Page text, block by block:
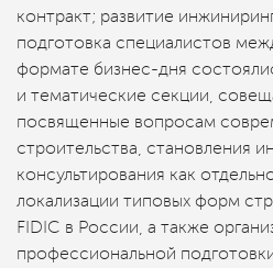
контракт; развитие
подготовка специалистов
формате бизнес-дня
и тематические секции,
посвященные вопросам
строительства, становления
консультирования как
локализации типовых форм
FIDIC в России, а также
профессиональной